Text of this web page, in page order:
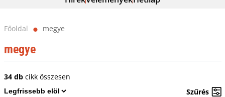
Főoldal ⬤ megye
megye
34 dbcikk összesen
Szűrés